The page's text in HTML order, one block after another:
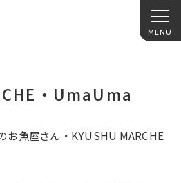
・UmaUma
お魚屋さん・KYUSHU MARCHE